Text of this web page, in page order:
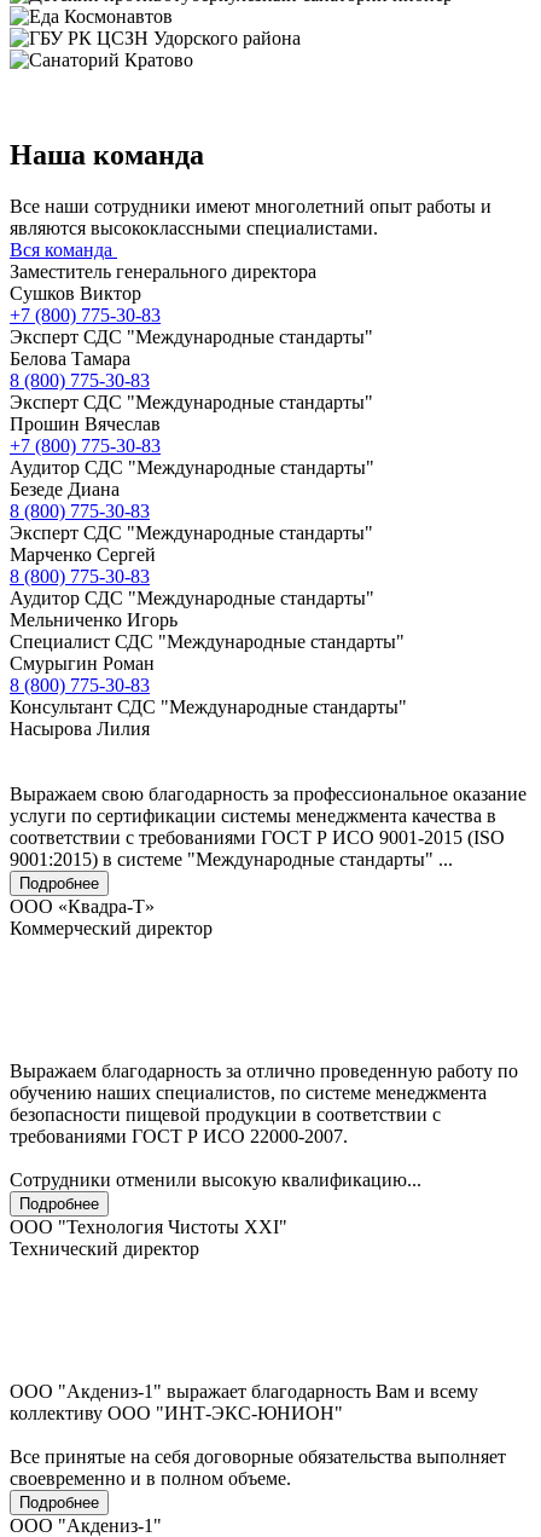
Наша команда
Все наши сотрудники имеют многолетний опыт работы и
являются высококлассными специалистами.
Вся команда
Заместитель генерального директора
Сушков Виктор
+7 (800) 775-30-83
Эксперт СДС "Международные стандарты"
Белова Тамара
8 (800) 775-30-83
Эксперт СДС "Международные стандарты"
Прошин Вячеслав
+7 (800) 775-30-83
Аудитор СДС "Международные стандарты"
Безеде Диана
8 (800) 775-30-83
Эксперт СДС "Международные стандарты"
Марченко Сергей
8 (800) 775-30-83
Аудитор СДС "Международные стандарты"
Мельниченко Игорь
Специалист СДС "Международные стандарты"
Смурыгин Роман
8 (800) 775-30-83
Консультант СДС "Международные стандарты"
Насырова Лилия
Выражаем свою благодарность за профессиональное оказание
услуги по сертификации системы менеджмента качества в
соответствии с требованиями ГОСТ Р ИСО 9001-2015 (ISO
9001:2015) в системе "Международные стандарты" ...
Подробнее
ООО «Квадра-Т»
Коммерческий директор
Выражаем благодарность за отлично проведенную работу по
обучению наших специалистов, по системе менеджмента
безопасности пищевой продукции в соответствии с
требованиями ГОСТ Р ИСО 22000-2007.
Сотрудники отменили высокую квалификацию...
Подробнее
ООО "Технология Чистоты XXI"
Технический директор
ООО "Акдениз-1" выражает благодарность Вам и всему
коллективу ООО "ИНТ-ЭКС-ЮНИОН"
Все принятые на себя договорные обязательства выполняет
своевременно и в полном объеме.
Подробнее
ООО "Акдениз-1"